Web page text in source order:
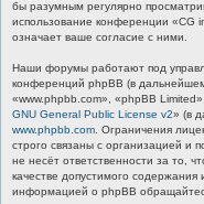
бы разумным регулярно
использование конференции «CG
означает ваше согласие с ними.
Наши форумы работают под
конференций phpBB (в
«www.phpbb.com», «phpBB
GNU General Public License v2» (в
www.phpbb.com . Ограничения
строго связаны с организацией и
не несёт ответственности за то,
качестве допустимого
информацией о phpBB